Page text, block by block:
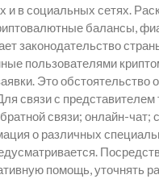
и в социальных сетях.
балансы,
законодательство
пользователями
Это обстоятельство
связи с
связи; онлайн-чат;
о различных
помощь, уточнять